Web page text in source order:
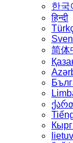
한국
हिन्दी
简体